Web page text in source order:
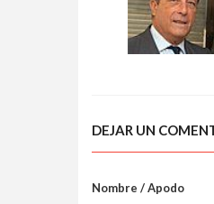
DEJAR UN
Nombre / Apodo